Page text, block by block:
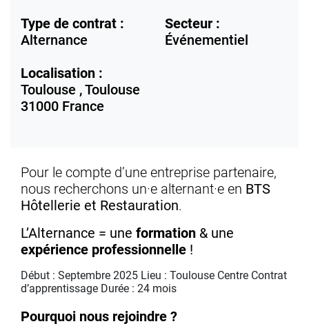
Type de contrat :
Alternance
Secteur :
Événementiel
Localisation :
Toulouse ,Toulouse
31000 France
Pour le compte d’une entreprise partenaire,
nous recherchons un·e alternant·e en BTS
Hôtellerie et Restauration.
L’Alternance = une formation & une
expérience professionnelle !
Début : Septembre 2025 Lieu : Toulouse Centre Contrat
d’apprentissage Durée : 24 mois
Pourquoi nous rejoindre ?